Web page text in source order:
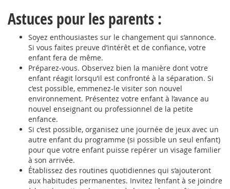
Astuces pour les parents :
Soyez enthousiastes sur le changement qui s’annonce.
Si vous faites preuve d’intérêt et de confiance, votre
enfant fera de même.
Préparez-vous. Observez bien la manière dont votre
enfant réagit lorsqu’il est confronté à la séparation. Si
c’est possible, emmenez-le visiter son nouvel
environnement. Présentez votre enfant à l’avance au
nouvel enseignant ou professionnel de la petite
enfance.
Si c’est possible, organisez une journée de jeux avec un
autre enfant du programme (si possible un seul enfant)
pour que votre enfant puisse repérer un visage familier
à son arrivée.
Établissez des routines quotidiennes qui s’ajouteront
aux habitudes permanentes. Invitez l’enfant à se joindre